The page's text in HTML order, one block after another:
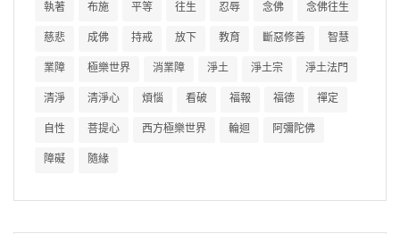
執著 布施 平等 往生 忍辱 念佛 念佛往生
慈悲 成佛 持戒 放下 教育 斷惡修善 智慧
業障 極樂世界 消業障 淨土 淨土宗 淨土法門
清淨 清淨心 煩惱 看破 福報 福德 禪定
自性 菩提心 西方極樂世界 輪迴 阿彌陀佛
障礙 隨緣